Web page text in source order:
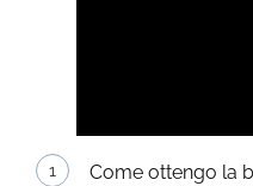
Come ottengo la